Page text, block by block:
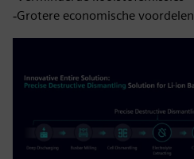
‐Grotere economische voordelen